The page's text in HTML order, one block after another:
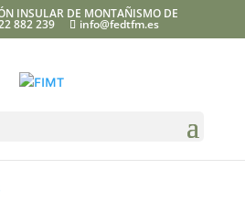
INSULAR DE MONTAÑISMO DE
882 239 info@fedtfm.es